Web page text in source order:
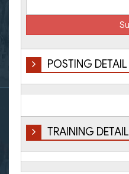
POSTING DETAIL
TRAINING DETAIL